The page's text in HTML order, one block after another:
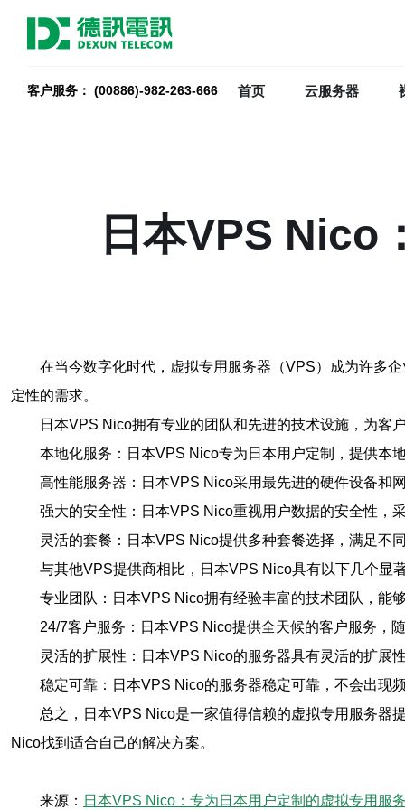
客户服务： (00886)-982-263-666 首页 云服务器
日本VPS Nico
在当今数字化时代，虚拟专用服务器（VPS）成为许多
定性的需求。
日本VPS Nico拥有专业的团队和先进的技术设施，为
本地化服务：日本VPS Nico专为日本用户定制，提供本
高性能服务器：日本VPS Nico采用最先进的硬件设备和
强大的安全性：日本VPS Nico重视用户数据的安全性，
灵活的套餐：日本VPS Nico提供多种套餐选择，满足不
与其他VPS提供商相比，日本VPS Nico具有以下几个显
专业团队：日本VPS Nico拥有经验丰富的技术团队，能
24/7客户服务：日本VPS Nico提供全天候的客户服务，
灵活的扩展性：日本VPS Nico的服务器具有灵活的扩展
稳定可靠：日本VPS Nico的服务器稳定可靠，不会出现
总之，日本VPS Nico是一家值得信赖的虚拟专用服务器
Nico找到适合自己的解决方案。
来源： 日本VPS Nico：专为日本用户定制的虚拟专用服